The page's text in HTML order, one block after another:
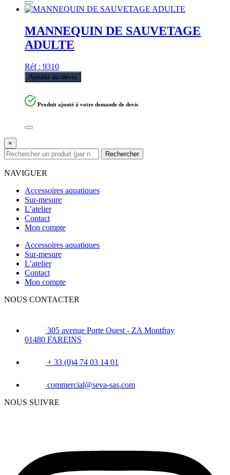
MANNEQUIN DE SAUVETAGE
ADULTE
Réf : 9310
Ajouter au devis
Produit ajouté à votre demande de devis
×
Rechercher
NAVIGUER
Accessoires aquatiques
Sur-mesure
L’atelier
Contact
Mon compte
Accessoires aquatiques
Sur-mesure
L’atelier
Contact
Mon compte
NOUS CONTACTER
305 avenue Porte Ouest - ZA Montfray
01480 FAREINS
+ 33 (0)4 74 03 14 01
commercial@seva-sas.com
NOUS SUIVRE